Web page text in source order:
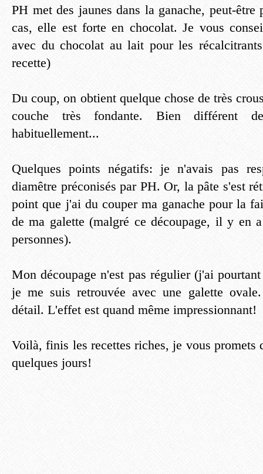
PH met des jaunes dans la ganache, peut-
cas, elle est forte en chocolat. Je vous
avec du chocolat au lait pour les
recette)
Du coup, on obtient quelque chose de très
couche très fondante. Bien différent
habituellement...
Quelques points négatifs: je n'avais pas
diamêtre préconisés par PH. Or, la pâte s'est
point que j'ai du couper ma ganache pour la
de ma galette (malgré ce découpage, il y en
personnes).
Mon découpage n'est pas régulier (j'ai
je me suis retrouvée avec une galette
détail. L'effet est quand même impressionnant!
Voilà, finis les recettes riches, je vous promets
quelques jours!